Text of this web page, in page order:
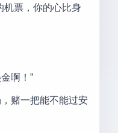
机票，你的心比身
啊！”
赌一把能不能过安